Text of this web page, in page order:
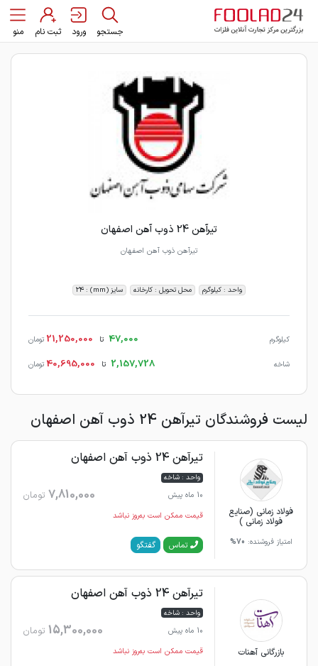
جستجو ورود ثبت نام منو
تیرآهن 24 ذوب آهن اصفهان
تیرآهن ذوب آهن اصفهان
واحد : کیلوگرم محل تحویل : کارخانه سایز (mm) : 24
کیلوگرم 47,000 تا 21,250,000 تومان
شاخه 2,157,728 تا 40,695,000 تومان
لیست فروشندگان تیرآهن 24 ذوب آهن اصفهان
فولاد زمانی (صنایع
فولاد زمانی )
امتیاز فروشنده: 70%
تیرآهن 24 ذوب آهن اصفهان
واحد : شاخه
10 ماه پیش
7,810,000 تومان
قیمت ممکن است به‌روز نباشد
تماس گفتگو
بازرگانی آهنات
تیرآهن 24 ذوب آهن اصفهان
واحد : شاخه
10 ماه پیش
15,300,000 تومان
قیمت ممکن است به‌روز نباشد